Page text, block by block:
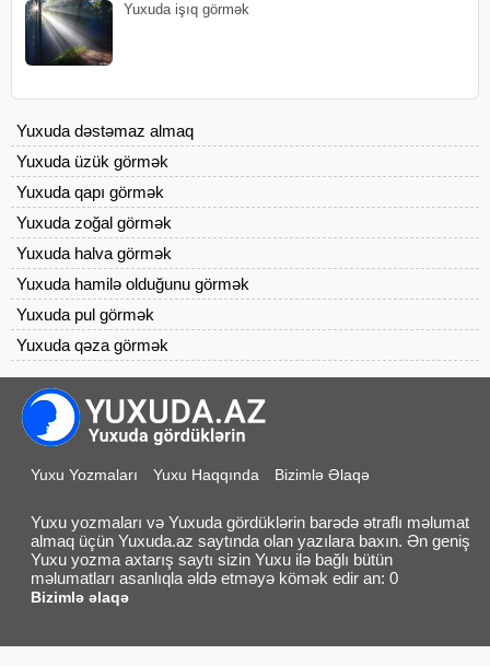
Yuxuda işıq görmək
Yuxuda dəstəmaz almaq
Yuxuda üzük görmək
Yuxuda qapı görmək
Yuxuda zoğal görmək
Yuxuda halva görmək
Yuxuda hamilə olduğunu görmək
Yuxuda pul görmək
Yuxuda qəza görmək
Yuxu Yozmaları Yuxu Haqqında Bizimlə Əlaqə
Yuxu yozmaları və Yuxuda gördüklərin barədə ətraflı məlumat
almaq üçün Yuxuda.az saytında olan yazılara baxın. Ən geniş
Yuxu yozma axtarış saytı sizin Yuxu ilə bağlı bütün
məlumatları asanlıqla əldə etməyə kömək edir an: 0
Bizimlə əlaqə